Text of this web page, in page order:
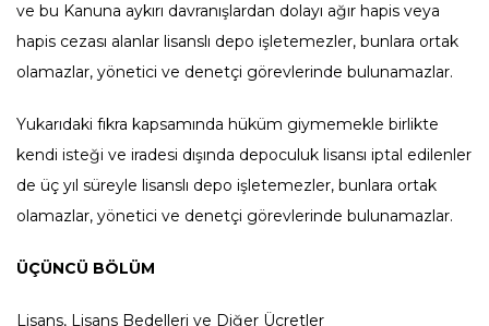
ve bu Kanuna aykırı davranışlardan dolayı ağır hapis veya
hapis cezası alanlar lisanslı depo işletemezler, bunlara ortak
olamazlar, yönetici ve denetçi görevlerinde bulunamazlar.
Yukarıdaki fıkra kapsamında hüküm giymemekle birlikte
kendi isteği ve iradesi dışında depoculuk lisansı iptal edilenler
de üç yıl süreyle lisanslı depo işletemezler, bunlara ortak
olamazlar, yönetici ve denetçi görevlerinde bulunamazlar.
ÜÇÜNCÜ BÖLÜM
Lisans, Lisans Bedelleri ve Diğer Ücretler